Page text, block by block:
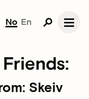
No En
Skeiv